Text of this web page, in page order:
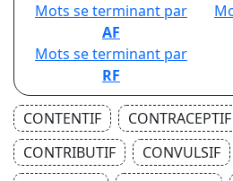
Mots se terminant par
AF
Mots se terminant par
RF
CONTENTIF CONTRACEPTIF
CONTRIBUTIF
CONVULSIF